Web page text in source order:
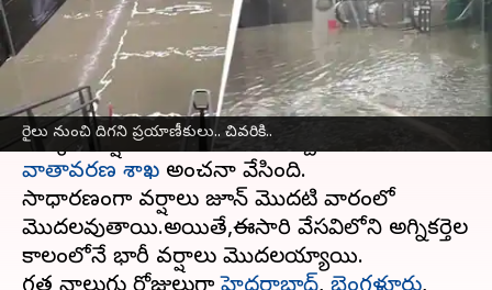
రైలు నుంచి దిగని ప్రయాణీకులు.. చివరికి..
వ్రాసిన వారు Sirish Praharaju May 26, 2025 05:55 pm
ఈ వార్తాకథనం ఏంటి
ఈ సంవత్సరంభారతదేశంలో సాధారణంగా కంటే
ఎక్కువ వర్షపాతం నమోదు కావచ్చని భారత
వాతావరణ శాఖ అంచనా వేసింది.
సాధారణంగా వర్షాలు జూన్ మొదటి వారంలో
మొదలవుతాయి.అయితే,ఈసారి వేసవిలోని అగ్నికర్తెల
కాలంలోనే భారీ వర్షాలు మొదలయ్యాయి.